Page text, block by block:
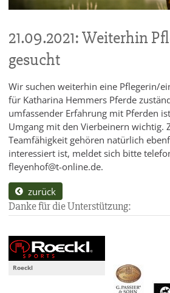
21.09.2021: Weiterhin
gesucht
Wir suchen weiterhin eine Pflegerin/
für Katharina Hemmers Pferde
umfassender Erfahrung mit Pferden
Umgang mit den Vierbeinern wichtig.
Teamfähigkeit gehören natürlich
interessiert ist, meldet sich bitte
fleyenhof@t-online.de.
zurück
Danke für die Unterstützung:
Roeckl